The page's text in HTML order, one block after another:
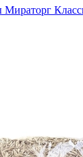
Мираторг